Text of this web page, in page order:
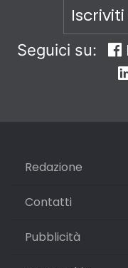
Seguici su:
Redazione
Contatti
Pubblicità